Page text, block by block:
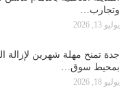
وتجارب…
يوليو 13, 2026
جدة تمنح مهلة شهرين لإزالة
بمحيط سوق…
يوليو 18, 2026